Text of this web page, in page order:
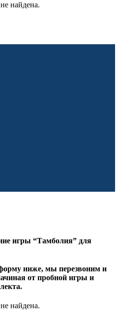
найдена.
игры “Тамболия” для
ниже, мы перезвоним и
от пробной игры и
найдена.